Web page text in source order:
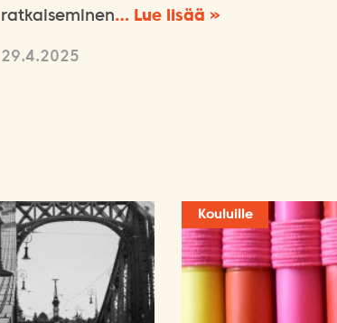
ratkaiseminen… Lue lisää »
29.4.2025
Kouluille